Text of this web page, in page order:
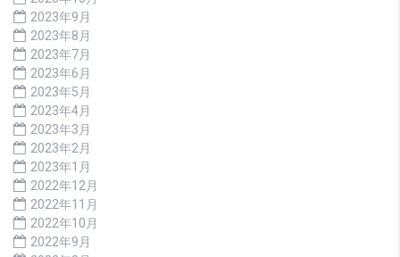
2023年9月
2023年8月
2023年7月
2023年6月
2023年5月
2023年4月
2023年3月
2023年2月
2023年1月
2022年12月
2022年11月
2022年10月
2022年9月